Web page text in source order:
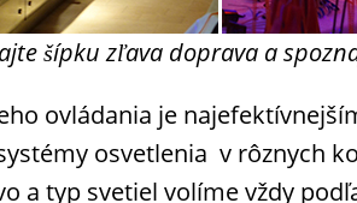
šípku zľava doprava a
ovládania je
systémy osvetlenia v
a typ svetiel volíme vždy